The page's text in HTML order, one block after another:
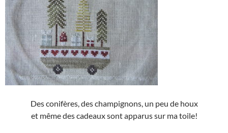
Des conifères, des champignons, un peu de houx
et même des cadeaux sont apparus sur ma toile!